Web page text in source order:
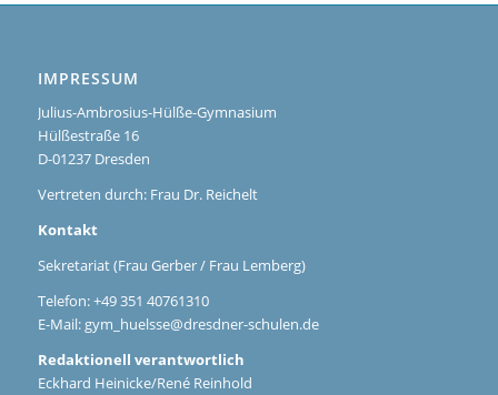
IMPRESSUM
Julius-Ambrosius-Hülße-Gymnasium
Hülßestraße 16
D-01237 Dresden
Vertreten durch: Frau Dr. Reichelt
Kontakt
Sekretariat (Frau Gerber / Frau Lemberg)
Telefon: +49 351 40761310
E-Mail: gym_huelsse@dresdner-schulen.de
Redaktionell verantwortlich
Eckhard Heinicke/René Reinhold